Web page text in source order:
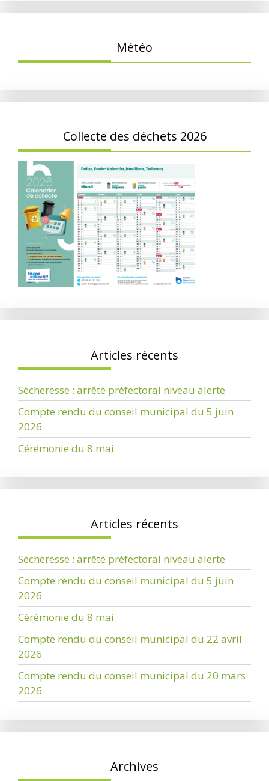
Météo
Collecte des déchets 2026
Articles récents
Sécheresse : arrêté préfectoral niveau alerte
Compte rendu du conseil municipal du 5 juin
2026
Cérémonie du 8 mai
Articles récents
Sécheresse : arrêté préfectoral niveau alerte
Compte rendu du conseil municipal du 5 juin
2026
Cérémonie du 8 mai
Compte rendu du conseil municipal du 22 avril
2026
Compte rendu du conseil municipal du 20 mars
2026
Archives